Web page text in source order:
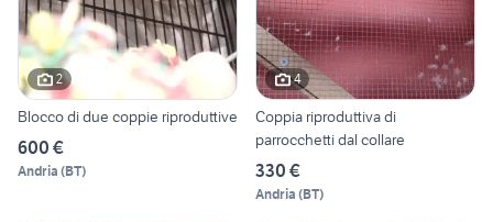
2
Blocco di due coppie riproduttive
600 €
Andria (BT)
4
Coppia riproduttiva di
parrocchetti dal collare
330 €
Andria (BT)